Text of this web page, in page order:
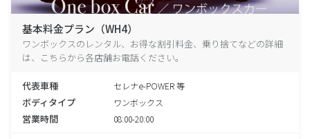
基本料金プラン（WH4）
ワンボックスのレンタル、お得な割引料金、乗り捨てなどの詳細
は、こちらから各店舗お電話ください。
代表車種 セレナe-POWER 等
ボディタイプ ワンボックス
営業時間 08:00-20:00